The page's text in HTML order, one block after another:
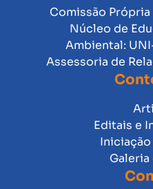
Comissão Própria
Núcleo de
Ambiental:
Assessoria de
Editais e